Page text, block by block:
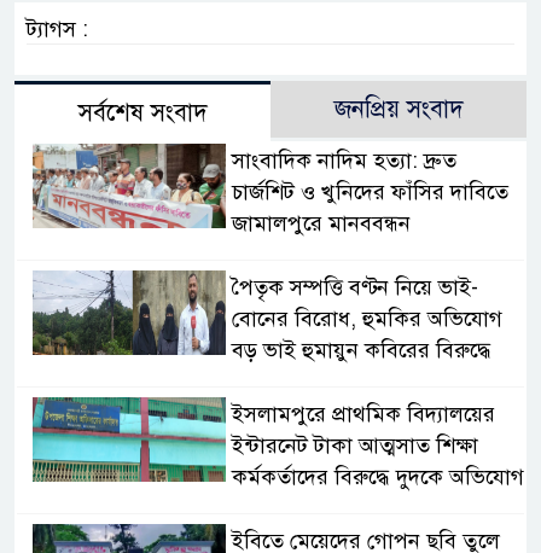
ট্যাগস :
সর্বশেষ সংবাদ জনপ্রিয় সংবাদ
সাংবাদিক নাদিম হত্যা: দ্রুত
চার্জশিট ও খুনিদের ফাঁসির দাবিতে
জামালপুরে মানববন্ধন
পৈতৃক সম্পত্তি বণ্টন নিয়ে ভাই-
বোনের বিরোধ, হুমকির অভিযোগ
বড় ভাই হুমায়ুন কবিরের বিরুদ্ধে
​ইসলামপুরে প্রাথমিক বিদ্যালয়ের
ইন্টারনেট টাকা আত্মসাত শিক্ষা
কর্মকর্তাদের বিরুদ্ধে দুদকে অভিযোগ
ইবিতে মেয়েদের গোপন ছবি তুলে